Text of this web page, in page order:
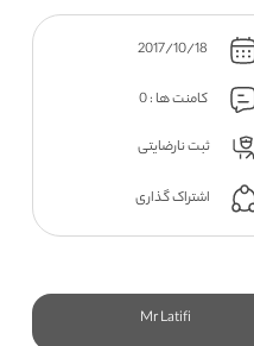
کامنت ها : 0
ثبت نارضایتی
اشتراک گذاری
Mr Latifi